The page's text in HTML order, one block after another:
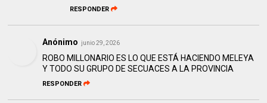
RESPONDER
Anónimo junio 29, 2026
ROBO MILLONARIO ES LO QUE ESTÁ HACIENDO MELEYA
Y TODO SU GRUPO DE SECUACES A LA PROVINCIA
RESPONDER